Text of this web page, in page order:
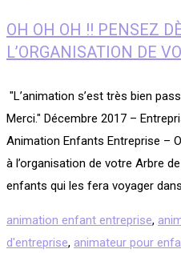
OH OH OH !! PENSEZ
L’ORGANISATION DE
"L’animation s’est très bien
Merci." Décembre 2017 –
Animation Enfants Entreprise –
à l’organisation de votre Arbre
enfants qui les fera voyager
animation enfant entreprise,
d'entreprise, animateur pour